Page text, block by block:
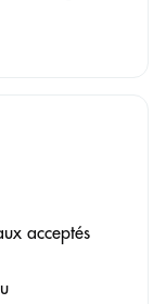
acceptés